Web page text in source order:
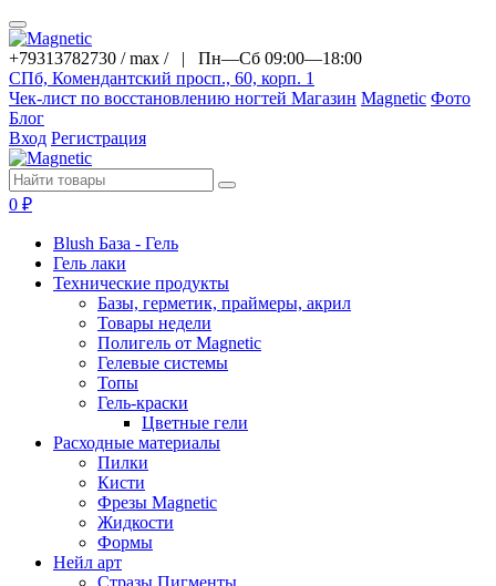
+79313782730 / max / | Пн—Сб 09:00—18:00
СПб, Комендантский просп., 60, корп. 1
Чек-лист по восстановлению ногтей Магазин Magnetic Фото
Блог
Вход Регистрация
0 ₽
Blush База - Гель
Гель лаки
Технические продукты
Базы, герметик, праймеры, акрил
Товары недели
Полигель от Magnetic
Гелевые системы
Топы
Гель-краски
Цветные гели
Расходные материалы
Пилки
Кисти
Фрезы Magnetic
Жидкости
Формы
Нейл арт
Стразы,Пигменты